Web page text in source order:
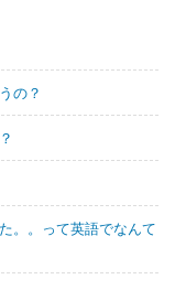
の？
。。って英語でなんて